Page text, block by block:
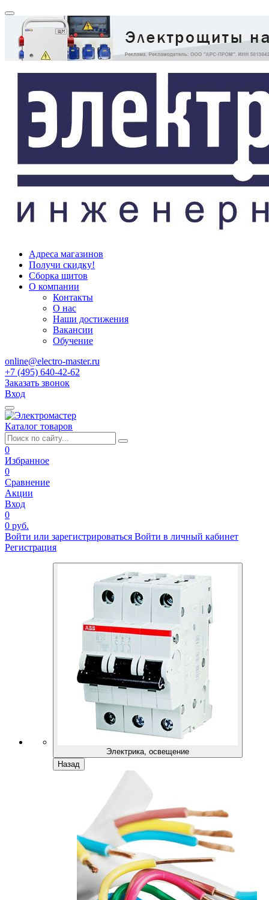
Адреса магазинов
Получи скидку!
Сборка щитов
О компании
Контакты
О нас
Наши достижения
Вакансии
Обучение
online@electro-master.ru
+7 (495) 640-42-62
Заказать звонок
Вход
Каталог товаров
0
Избранное
0
Сравнение
Акции
Вход
0
0 руб.
Войти или зарегистрироваться Войти в личный кабинет
Регистрация
Электрика, освещение
Назад